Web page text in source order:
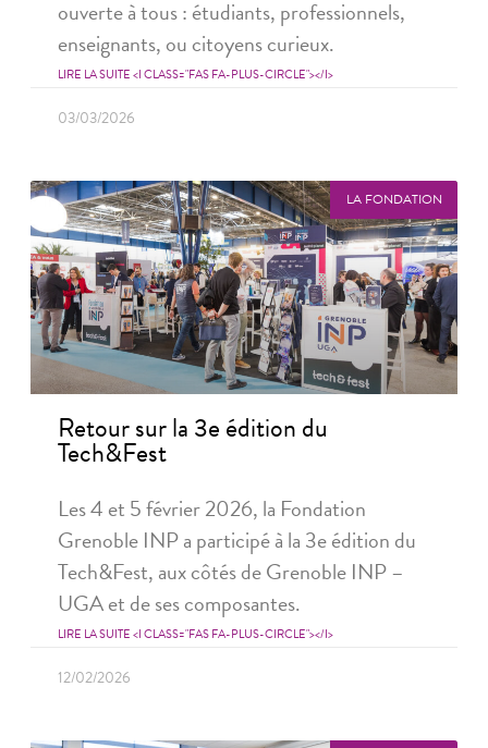
ouverte à tous : étudiants, professionnels,
enseignants, ou citoyens curieux.
LIRE LA SUITE <I CLASS="FAS FA-PLUS-CIRCLE"></I>
03/03/2026
LA FONDATION
Retour sur la 3e édition du
Tech&Fest
Les 4 et 5 février 2026, la Fondation
Grenoble INP a participé à la 3e édition du
Tech&Fest, aux côtés de Grenoble INP –
UGA et de ses composantes.
LIRE LA SUITE <I CLASS="FAS FA-PLUS-CIRCLE"></I>
12/02/2026